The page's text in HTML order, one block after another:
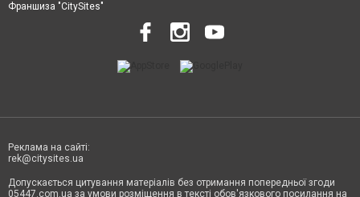
Франшиза "CitySites"
Реклама на сайті:
rek@citysites.ua
Допускається цитування матеріалів без отримання попередньої згоди
05447.com.ua за умови розміщення в тексті обов'язкового посилання на